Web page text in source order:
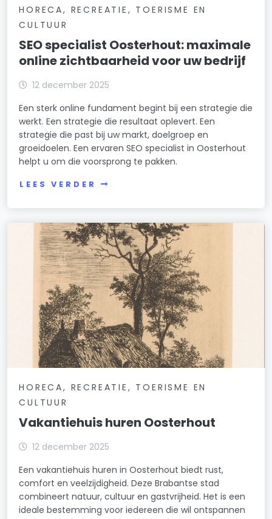
HORECA, RECREATIE, TOERISME EN
CULTUUR
SEO specialist Oosterhout: maximale
online zichtbaarheid voor uw bedrijf
12 december 2025
Een sterk online fundament begint bij een strategie die
werkt. Een strategie die resultaat oplevert. Een
strategie die past bij uw markt, doelgroep en
groeidoelen. Een ervaren SEO specialist in Oosterhout
helpt u om die voorsprong te pakken.
LEES VERDER
HORECA, RECREATIE, TOERISME EN
CULTUUR
Vakantiehuis huren Oosterhout
12 december 2025
Een vakantiehuis huren in Oosterhout biedt rust,
comfort en veelzijdigheid. Deze Brabantse stad
combineert natuur, cultuur en gastvrijheid. Het is een
ideale bestemming voor iedereen die wil ontspannen